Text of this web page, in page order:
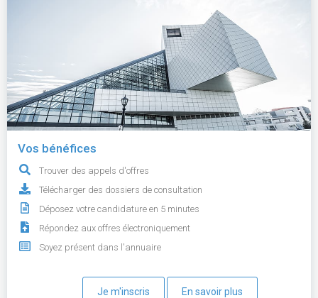
Vos bénéfices
Trouver des appels d'offres
Télécharger des dossiers de consultation
Déposez votre candidature en 5 minutes
Répondez aux offres électroniquement
Soyez présent dans l'annuaire
Je m'inscris En savoir plus